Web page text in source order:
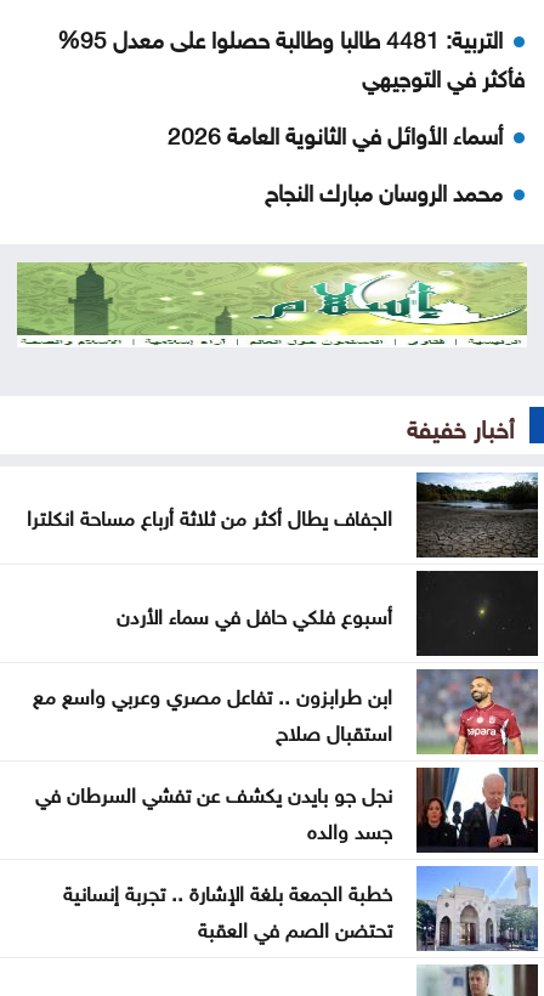
التربية: 4481 طالبا وطالبة حصلوا على معدل 95%
فأكثر في التوجيهي
أسماء الأوائل في الثانوية العامة 2026
محمد الروسان مبارك النجاح
2026 هي الأعلى على الإطلاق
الصفدي ووزير خارجية بيرو يبحثان التطورات الإقليمية
التوجيهي
الجفاف يطال أكثر من ثلاثة أرباع مساحة انكلترا
كولومبيا تعلن الاعتراف بسيادة إسرائيل على الجولان
السوري المحتل
رئيس حكومة سبتة الإسبانية يدعو إلى احتجاز المهاجرين
إلى حين ترحيلهم
مستوطنون يواصلون حصار منزل في جنوب نابلس
لليوم الثاني
في المملكة
إعلام عبري: واشنطن تواصل سحب طائرات التزود
بالوقود من بن غوريون
أخبار خفيفة
الجفاف يطال أكثر من ثلاثة أرباع مساحة انكلترا
أسبوع فلكي حافل في سماء الأردن
ابن طرابزون .. تفاعل مصري وعربي واسع مع
استقبال صلاح
نجل جو بايدن يكشف عن تفشي السرطان في
جسد والده
خطبة الجمعة بلغة الإشارة .. تجربة إنسانية
تحتضن الصم في العقبة